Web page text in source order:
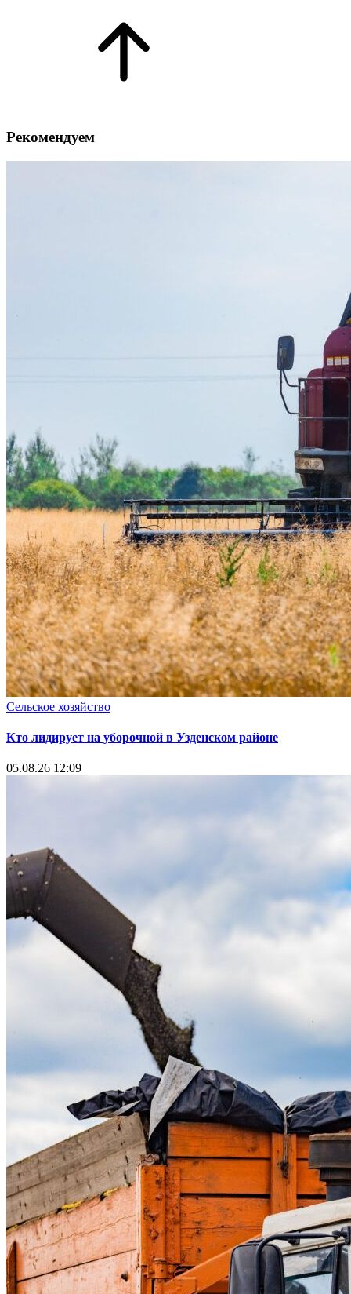
Рекомендуем
Сельское хозяйство
Кто лидирует на уборочной в Узденском районе
05.08.26 12:09